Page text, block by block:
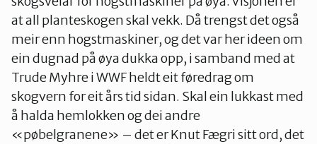
at all planteskogen skal vekk. Då trengst det også
meir enn hogstmaskiner, og det var her ideen om
ein dugnad på øya dukka opp, i samband med at
Trude Myhre i WWF heldt eit føredrag om
skogvern for eit års tid sidan. Skal ein lukkast med
å halda hemlokken og dei andre
«pøbelgranene» – det er Knut Fægri sitt ord, det